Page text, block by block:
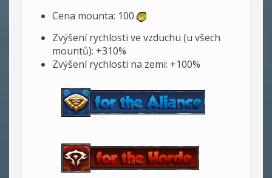
Cena mounta: 100
Zvýšení rychlosti ve vzduchu (u všech
mountů): +310%
Zvýšení rychlosti na zemi: +100%